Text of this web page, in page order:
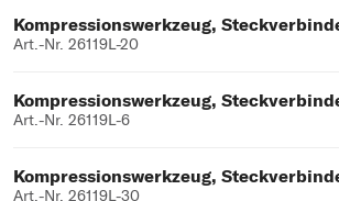
Kompressionswerkzeug,
Art.-Nr. 26119L-20
Kompressionswerkzeug,
Art.-Nr. 26119L-6
Kompressionswerkzeug,
Art.-Nr. 26119L-30